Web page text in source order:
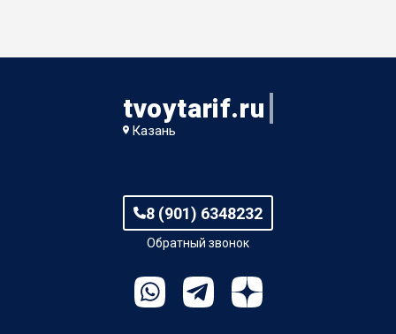
tvoytarif.ru
Казань
8 (901) 6348232
Обратный звонок